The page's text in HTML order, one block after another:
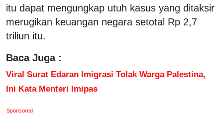
itu dapat mengungkap utuh kasus yang ditaksir
merugikan keuangan negara setotal Rp 2,7
triliun itu.
Baca Juga :
Viral Surat Edaran Imigrasi Tolak Warga Palestina,
Ini Kata Menteri Imipas
Sponsored